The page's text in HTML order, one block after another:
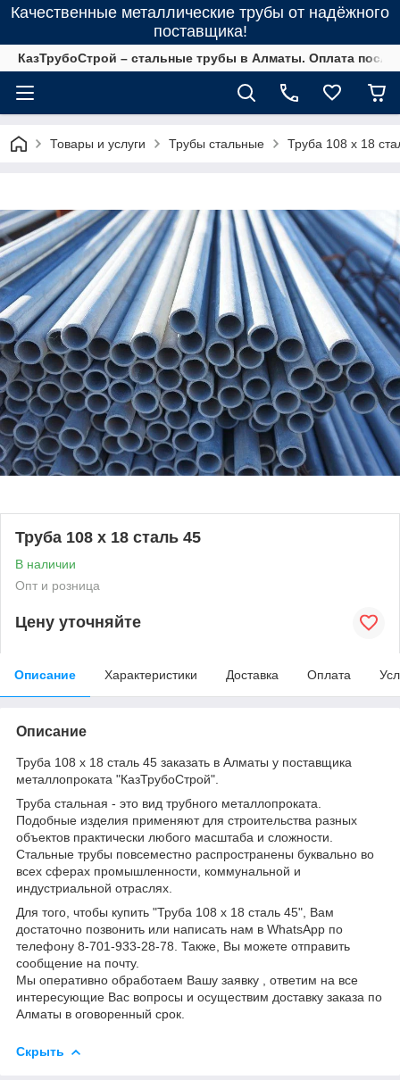
Качественные металлические трубы от надёжного
поставщика!
КазТрубоСтрой – стальные трубы в Алматы. Оплата
Товары и услуги Трубы стальные Труба 108 х 18
Труба 108 х 18 сталь 45
В наличии
Опт и розница
Цену уточняйте
Описание Характеристики Доставка Оплата
Описание
Труба 108 х 18 сталь 45 заказать в Алматы у поставщика
металлопроката "КазТрубоСтрой".
Труба стальная - это вид трубного металлопроката.
Подобные изделия применяют для строительства разных
объектов практически любого масштаба и сложности.
Стальные трубы повсеместно распространены буквально во
всех сферах промышленности, коммунальной и
индустриальной отраслях.
Для того, чтобы купить "Труба 108 х 18 сталь 45", Вам
достаточно позвонить или написать нам в WhatsApp по
телефону 8-701-933-28-78. Также, Вы можете отправить
сообщение на почту.
Мы оперативно обработаем Вашу заявку , ответим на все
интересующие Вас вопросы и осуществим доставку заказа по
Алматы в оговоренный срок.
Скрыть